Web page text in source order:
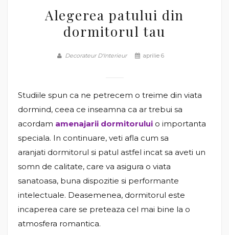
Alegerea patului din
dormitorul tau
Decorateur D'Interieur aprilie 6
Studiile spun ca ne petrecem o treime din viata
dormind, ceea ce inseamna ca ar trebui sa
acordam amenajarii dormitorului o importanta
speciala. In continuare, veti afla cum sa
aranjati dormitorul si patul astfel incat sa aveti un
somn de calitate, care va asigura o viata
sanatoasa, buna dispozitie si performante
intelectuale. Deasemenea, dormitorul este
incaperea care se preteaza cel mai bine la o
atmosfera romantica.